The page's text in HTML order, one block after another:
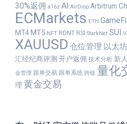
30%返佣 a16z AI AirDrop Arbitrum
ECMarkets ETH GameFi
MT4MT5 NFT RDNT RSI StarkNet SUI
XAUUSD 仓位管理 以太坊
汇经纪商评测 开户返佣 技术分析 新
金管理 跟单交易 跟单系统 跨链 量化
理 黄金交易